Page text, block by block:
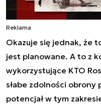
Reklama
Okazuje się jednak, że
jest planowane. A to z
wykorzystujące KTO
słabe zdolności
potencjał w tym